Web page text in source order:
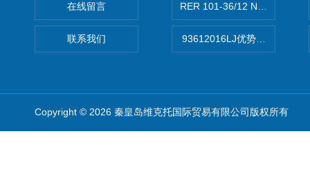
在线留言
联系我们
RER 101-36/12 NHH离心
93612016LJ优势供应美国
Copyright © 2026 秦皇岛维克托国际贸易有限公司版权所有